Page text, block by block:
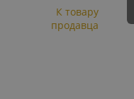
К товару
продавца